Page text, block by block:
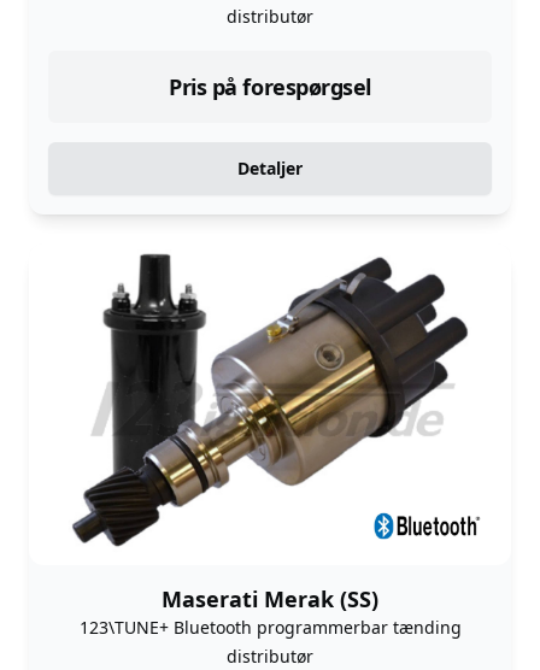
distributør
Pris på forespørgsel
Detaljer
Maserati Merak (SS)
123\TUNE+ Bluetooth programmerbar tænding
distributør